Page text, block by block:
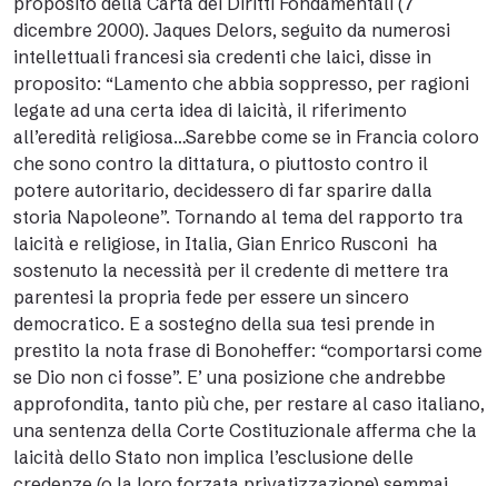
dicembre 2000). Jaques Delors, seguito da numerosi
intellettuali francesi sia credenti che laici, disse in
proposito: “Lamento che abbia soppresso, per ragioni
legate ad una certa idea di laicità, il riferimento
all’eredità religiosa…Sarebbe come se in Francia coloro
che sono contro la dittatura, o piuttosto contro il
potere autoritario, decidessero di far sparire dalla
storia Napoleone”. Tornando al tema del rapporto tra
laicità e religiose, in Italia, Gian Enrico Rusconi ha
sostenuto la necessità per il credente di mettere tra
parentesi la propria fede per essere un sincero
democratico. E a sostegno della sua tesi prende in
prestito la nota frase di Bonoheffer: “comportarsi come
se Dio non ci fosse”. E’ una posizione che andrebbe
approfondita, tanto più che, per restare al caso italiano,
una sentenza della Corte Costituzionale afferma che la
laicità dello Stato non implica l’esclusione delle